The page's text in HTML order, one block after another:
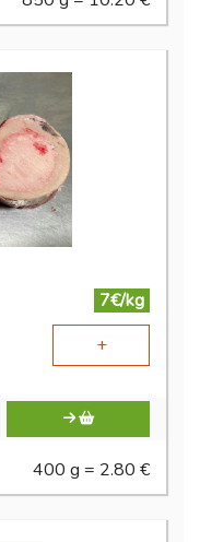
7€/kg
+
400 g = 2.80 €